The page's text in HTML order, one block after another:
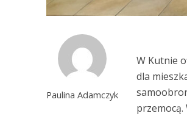
Paulina Adamczyk
W Kutnie
dla